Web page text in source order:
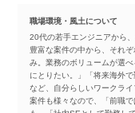
職場環境・風土について
20代の若手エンジニアから
豊富な案件の中から、それ
み。業務のボリュームが選
にとりたい。」「将来海外
など、自分らしいワークライ
案件も様々なので、「前職